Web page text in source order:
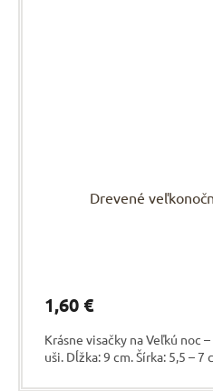
Drevené
1,60 €
Krásne visačky na Veľkú noc
uši. Dĺžka: 9 cm. Šírka: 5,5 – 7